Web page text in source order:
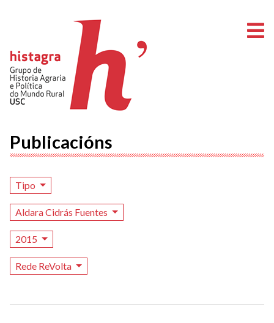
Publicacións
Tipo
Aldara Cidrás Fuentes
2015
Rede ReVolta